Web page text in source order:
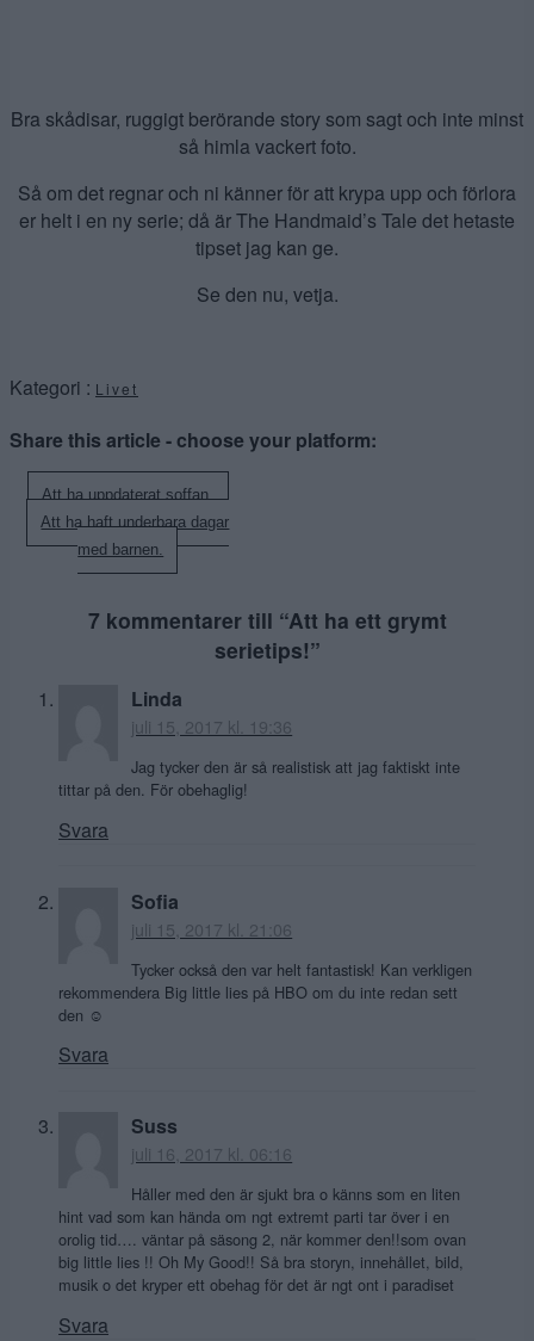
Bra skådisar, ruggigt berörande story som sagt och inte minst
så himla vackert foto.
Så om det regnar och ni känner för att krypa upp och förlora
er helt i en ny serie; då är The Handmaid’s Tale det hetaste
tipset jag kan ge.
Se den nu, vetja.
Kategori : Livet
Share this article - choose your platform:
Inläggsnavigering
Att ha uppdaterat soffan.
Att ha haft underbara dagar
med barnen.
7 kommentarer till “Att ha ett grymt
serietips!”
Linda
juli 15, 2017 kl. 19:36
Jag tycker den är så realistisk att jag faktiskt inte
tittar på den. För obehaglig!
Svara
Sofia
juli 15, 2017 kl. 21:06
Tycker också den var helt fantastisk! Kan verkligen
rekommendera Big little lies på HBO om du inte redan sett
den ☺️
Svara
Suss
juli 16, 2017 kl. 06:16
Håller med den är sjukt bra o känns som en liten
hint vad som kan hända om ngt extremt parti tar över i en
orolig tid…. väntar på säsong 2, när kommer den!!som ovan
big little lies !! Oh My Good!! Så bra storyn, innehållet, bild,
musik o det kryper ett obehag för det är ngt ont i paradiset
Svara